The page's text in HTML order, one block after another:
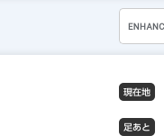
o
g
l
e
現在地